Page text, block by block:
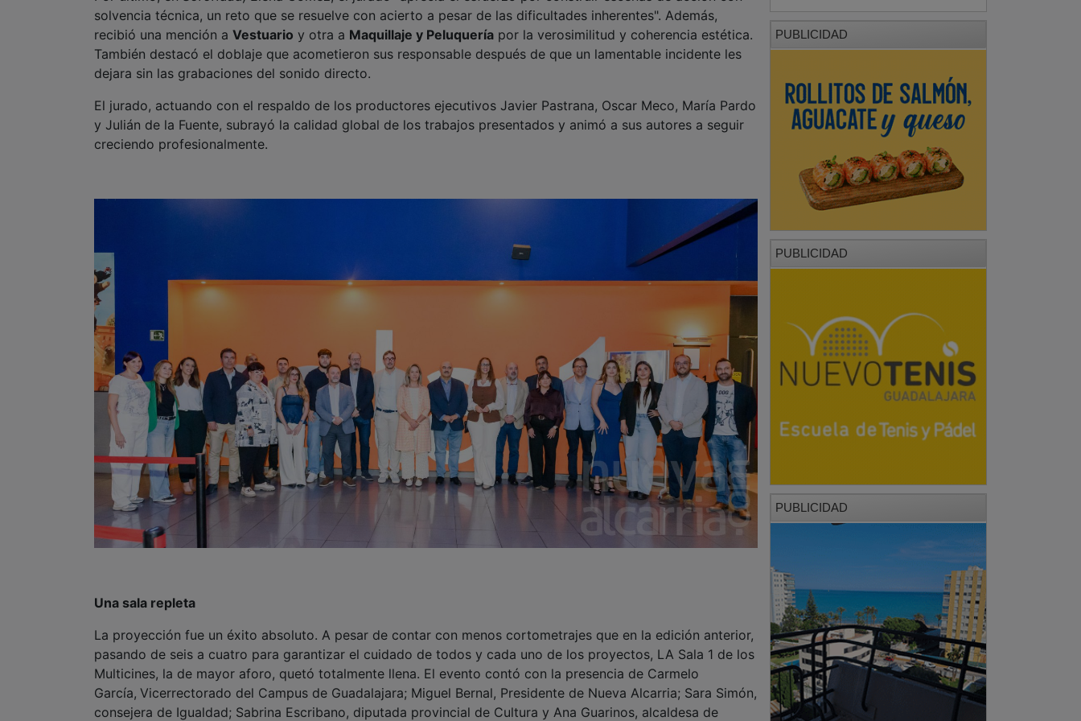
solvencia técnica, un reto que se resuelve con acierto a pesar de las dificultades inherentes". Además,
recibió una mención a Vestuario y otra a Maquillaje y Peluquería por la verosimilitud y coherencia estética.
También destacó el doblaje que acometieron sus responsable después de que un lamentable incidente les
dejara sin las grabaciones del sonido directo.
El jurado, actuando con el respaldo de los productores ejecutivos Javier Pastrana, Oscar Meco, María Pardo
y Julián de la Fuente, subrayó la calidad global de los trabajos presentados y animó a sus autores a seguir
creciendo profesionalmente.
Una sala repleta
La proyección fue un éxito absoluto. A pesar de contar con menos cortometrajes que en la edición anterior,
pasando de seis a cuatro para garantizar el cuidado de todos y cada uno de los proyectos, LA Sala 1 de los
Multicines, la de mayor aforo, quetó totalmente llena. El evento contó con la presencia de Carmelo
García, Vicerrectorado del Campus de Guadalajara; Miguel Bernal, Presidente de Nueva Alcarria; Sara Simón,
consejera de Igualdad; Sabrina Escribano, diputada provincial de Cultura y Ana Guarinos, alcaldesa de
PUBLICIDAD
PUBLICIDAD
PUBLICIDAD